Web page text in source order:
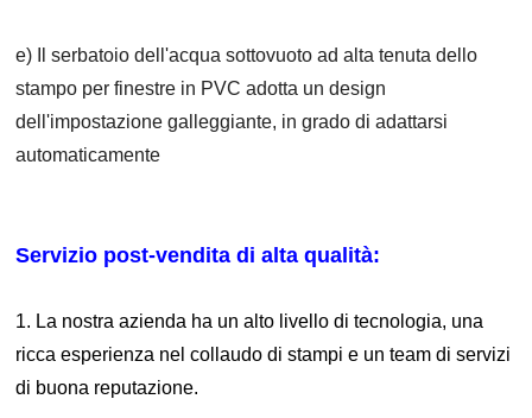
e) Il serbatoio dell'acqua sottovuoto ad alta tenuta dello
stampo per finestre in PVC adotta un design
dell'impostazione galleggiante, in grado di adattarsi
automaticamente
Servizio post-vendita di alta qualità:
1. La nostra azienda ha un alto livello di tecnologia, una
ricca esperienza nel collaudo di stampi e un team di servizi
di buona reputazione.